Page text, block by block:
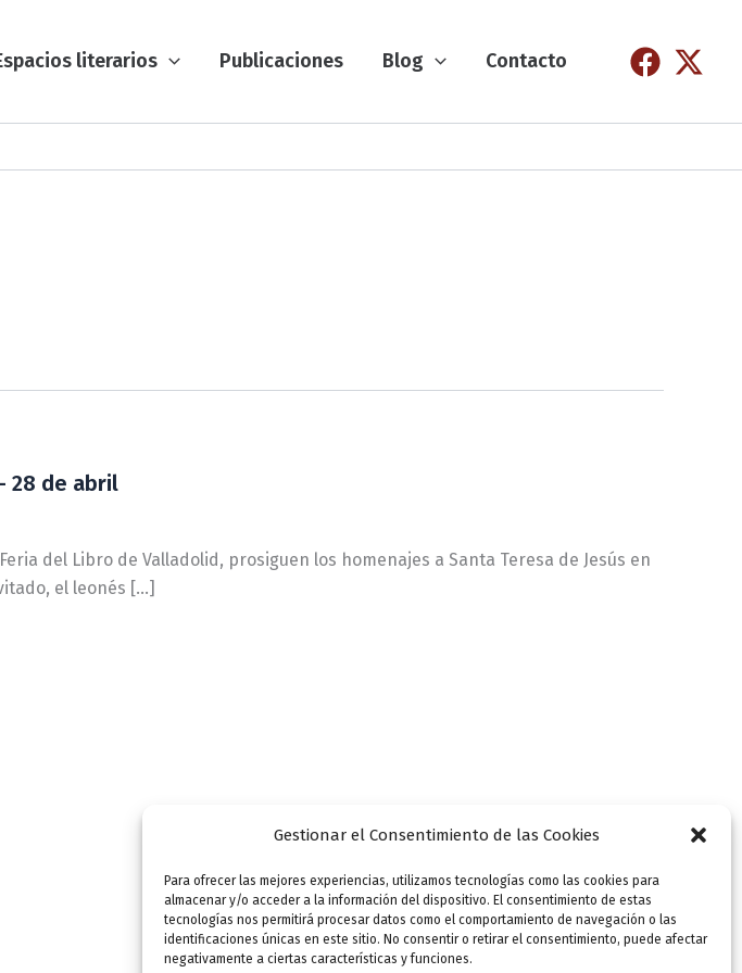
Gestionar el Consentimiento de las Cookies
Para ofrecer las mejores experiencias, utilizamos tecnologías como las cookies para
almacenar y/o acceder a la información del dispositivo. El consentimiento de estas
tecnologías nos permitirá procesar datos como el comportamiento de navegación o las
identificaciones únicas en este sitio. No consentir o retirar el consentimiento, puede afectar
negativamente a ciertas características y funciones.
literarios Publicaciones Blog Contacto
28 de abril
del Libro de Valladolid, prosiguen los homenajes a Santa Teresa de Jesús en
el leonés […]